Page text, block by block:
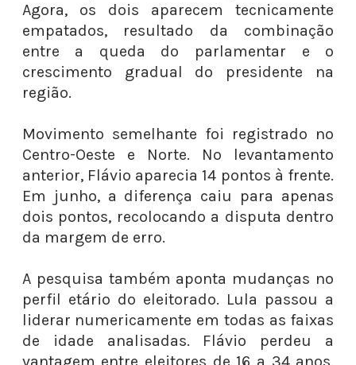
Agora, os dois aparecem tecnicamente
empatados, resultado da combinação
entre a queda do parlamentar e o
crescimento gradual do presidente na
região.
Movimento semelhante foi registrado no
Centro-Oeste e Norte. No levantamento
anterior, Flávio aparecia 14 pontos à frente.
Em junho, a diferença caiu para apenas
dois pontos, recolocando a disputa dentro
da margem de erro.
A pesquisa também aponta mudanças no
perfil etário do eleitorado. Lula passou a
liderar numericamente em todas as faixas
de idade analisadas. Flávio perdeu a